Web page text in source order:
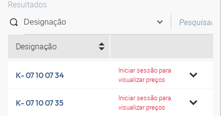
Resultados
Designação
K- 07 10 07 34
Iniciar sessão para
visualizar preços
K- 07 10 07 35
Iniciar sessão para
visualizar preços